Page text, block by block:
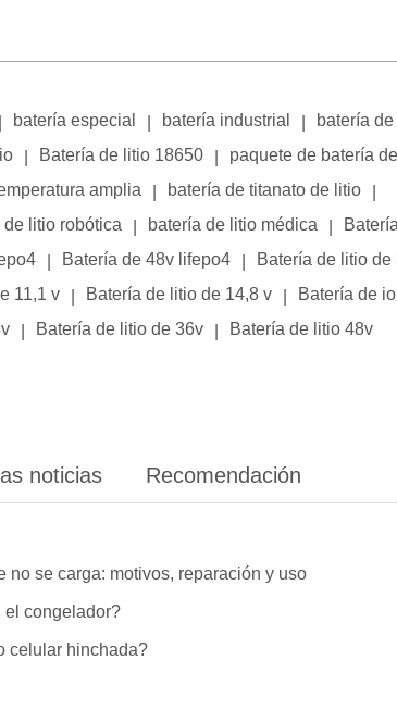
batería especial batería industrial batería
Batería de litio 18650 paquete de batería
amplia batería de titanato de litio
de litio robótica batería de litio médica
Batería de 48v lifepo4 Batería de litio de
11,1 v Batería de litio de 14,8 v Batería de
Batería de litio de 36v Batería de litio 48v
noticias Recomendación
no se carga: motivos, reparación y uso
el congelador?
celular hinchada?